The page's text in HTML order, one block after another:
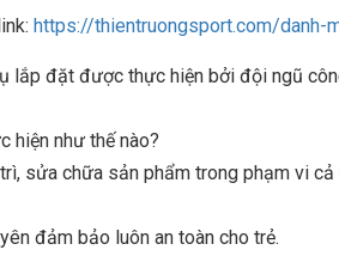
https://thientruongsport.com/danh-
lắp đặt được thực hiện bởi đội ngũ
hiện như thế nào?
sửa chữa sản phẩm trong phạm vi
đảm bảo luôn an toàn cho trẻ.